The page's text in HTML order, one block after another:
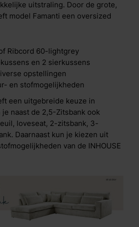
uitstraling. Door de grote,
model Famanti een oversized
Ribcord 60-lightgrey
en 2 sierkussens
opstellingen
en stofmogelijkheden
een uitgebreide keuze in
naast de 2,5-Zitsbank ook
loveseat, 2-zitsbank, 3-
Daarnaast kun je kiezen uit
van de INHOUSE